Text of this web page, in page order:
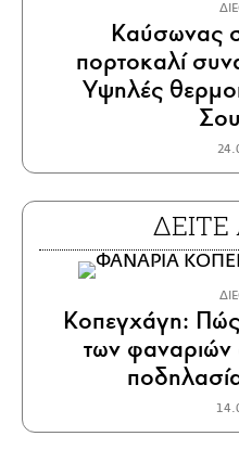
Καύσωνας
πορτοκαλί
Υψηλές
Κοπεγχάγη:
των φαναριών